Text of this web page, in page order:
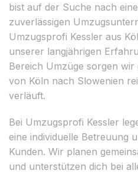
bist auf der Suche nach
zuverlässigen
Umzugsprofi Kessler aus
unserer langjährigen
Bereich Umzüge sorgen wir
von Köln nach Slowenien
verläuft.
Bei Umzugsprofi Kessler
eine individuelle Betreuung
Kunden. Wir planen
und unterstützen dich bei